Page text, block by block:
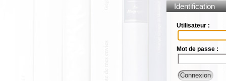
Identification
Utilisateur :
Mot de passe :